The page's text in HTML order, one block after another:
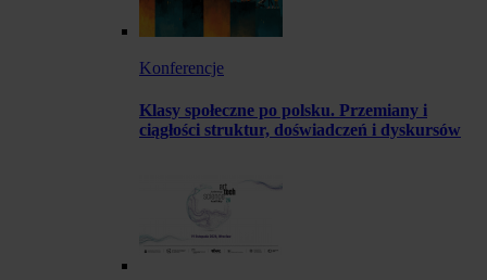
Konferencje
Klasy społeczne po polsku. Przemiany i
ciągłości struktur, doświadczeń i dyskursów